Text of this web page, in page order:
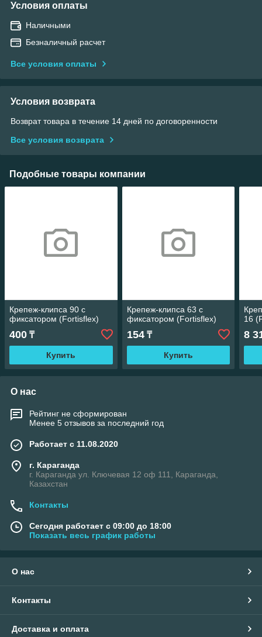
Условия оплаты
Наличными
Безналичный расчет
Все условия оплаты
Условия возврата
Возврат товара в течение 14 дней по договоренности
Все условия возврата
Подобные товары компании
Крепеж-клипса 90 с
фиксатором (Fortisflex)
400 ₸
Купить
Крепеж-клипса 63 с
фиксатором (Fortisflex)
154₸
Купить
16
8
О нас
Рейтинг не сформирован
Менее 5 отзывов за последний год
Работает с 11.08.2020
г. Караганда
г. Караганда ул. Ключевая 12 оф 111, Караганда,
Казахстан
Контакты
Сегодня работает с 09:00 до 18:00
Показать весь график работы
О нас
Контакты
Доставка и оплата